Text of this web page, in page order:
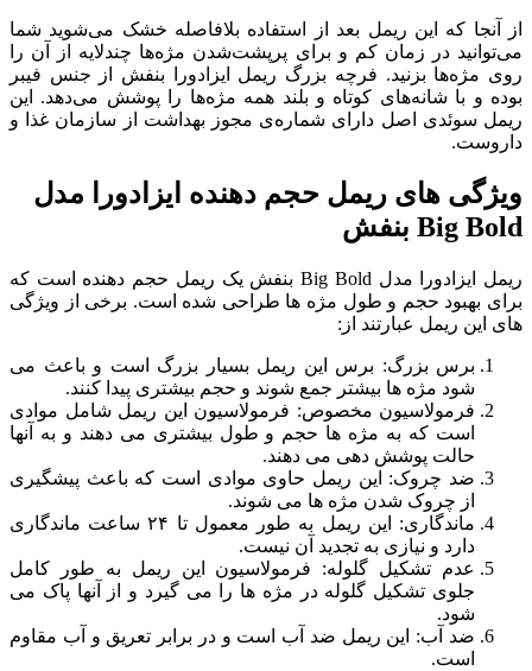
از آنجا که این ریمل بعد از استفاده بلافاصله خشک می‌شوید شما
می‌توانید در زمان کم و برای پرپشت‌شدن مژه‌ها چندلایه از آن را
روی مژه‌ها بزنید. فرچه بزرگ ریمل ایزادورا بنفش از جنس فیبر
بوده و با شانه‌های کوتاه و بلند همه مژه‌ها را پوشش می‌دهد. این
ریمل سوئدی اصل دارای شماره‌ی مجوز بهداشت از سازمان غذا و
داروست.
ویژگی های ریمل حجم دهنده ایزادورا مدل
Big Bold بنفش
ریمل ایزادورا مدل Big Bold بنفش یک ریمل حجم دهنده است که
برای بهبود حجم و طول مژه ها طراحی شده است. برخی از ویژگی
های این ریمل عبارتند از:
برس بزرگ: برس این ریمل بسیار بزرگ است و باعث می
شود مژه ها بیشتر جمع شوند و حجم بیشتری پیدا کنند.
فرمولاسیون مخصوص: فرمولاسیون این ریمل شامل موادی
است که به مژه ها حجم و طول بیشتری می دهند و به آنها
حالت پوشش دهی می دهند.
ضد چروک: این ریمل حاوی موادی است که باعث پیشگیری
از چروک شدن مژه ها می شوند.
ماندگاری: این ریمل به طور معمول تا ۲۴ ساعت ماندگاری
دارد و نیازی به تجدید آن نیست.
عدم تشکیل گلوله: فرمولاسیون این ریمل به طور کامل
جلوی تشکیل گلوله در مژه ها را می گیرد و از آنها پاک می
شود.
ضد آب: این ریمل ضد آب است و در برابر تعریق و آب مقاوم
است.